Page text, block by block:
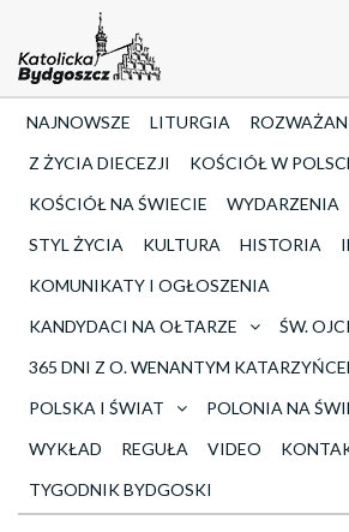
NAJNOWSZE LITURGIA
Z ŻYCIA DIECEZJI
KOŚCIÓŁ W
KOŚCIÓŁ NA ŚWIECIE
WYDARZENIA
STYL ŻYCIA
KULTURA HISTORIA
KOMUNIKATY I OGŁOSZENIA
KANDYDACI NA OŁTARZE
ŚW.
365 DNI Z O. WENANTYM
POLSKA I ŚWIAT
POLONIA NA
WYKŁAD
REGUŁA VIDEO
TYGODNIK BYDGOSKI